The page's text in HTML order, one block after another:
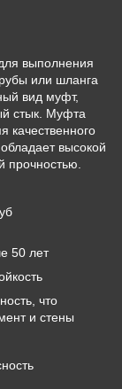
выполнения
или шланга
вид муфт,
стык. Муфта
качественного
высокой
прочностью.
50 лет
что
и стены